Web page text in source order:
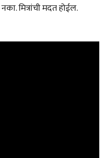
मित्रांची मदत होईल.